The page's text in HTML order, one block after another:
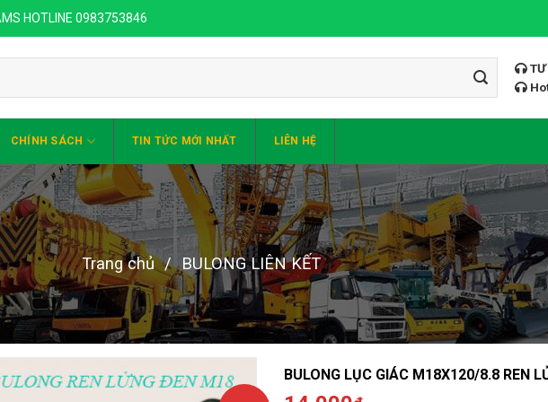
HOTLINE 0983753846
TƯ
CHÍNH SÁCH TIN TỨC MỚI NHẤT LIÊN HỆ
Trang chủ / BULONG LIÊN KẾT
BULONG LỤC GIÁC M18X120/8.8 REN